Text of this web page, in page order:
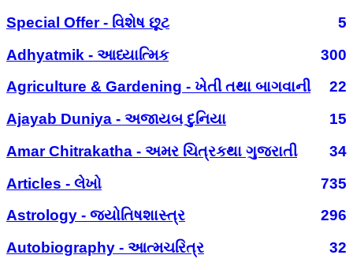
Special Offer - વિશેષ છૂટ
5
Adhyatmik - આધ્યાત્મિક
300
Agriculture & Gardening - ખેતી તથા બાગવાની
22
Ajayab Duniya - અજાયબ દુનિયા
15
Amar Chitrakatha - અમર ચિત્રકથા ગુજરાતી
34
Articles - લેખો
735
Astrology - જ્યોતિષશાસ્ત્ર
296
Autobiography - આત્મચરિત્ર
32